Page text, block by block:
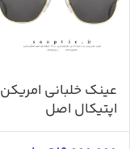
عينك خلبانی امریکن
اپتیکال اصل